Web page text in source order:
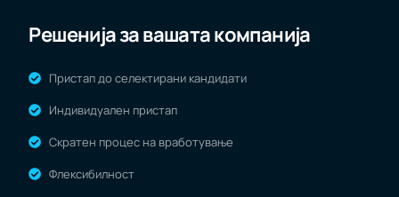
Решенија за вашата компанија
Пристап до селектирани кандидати
Индивидуален пристап
Скратен процес на вработување
Флексибилност